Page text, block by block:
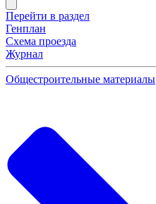
Перейти в раздел
Генплан
Схема проезда
Журнал
Общестроительные материалы